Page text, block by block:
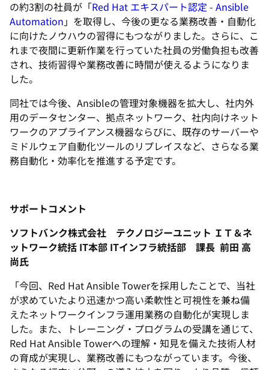
の約3割の社員が「Red Hat エキスパート認定 - Ansible
Automation 」を取得し、今後の更なる業務改善・自動化
に向けたノウハウの習得にもつながりました。さらに、こ
れまで夜間に更新作業を行っていた社員の労働負担も改善
され、技術習得や業務改善に時間が使えるようになりま
した。
同社では今後、Ansibleの管理対象機器を拡大し、社内外
用のデータセンター、拠点ネットワーク、社内向けネット
ワークのアプライアンス機器ならびに、既存のサーバーや
ミドルウェア自動化ツールのリプレイスなど、さらなる業
務自動化・効率化を推進する予定です。
サポートコメント
ソフトバンク株式会社 テクノロジーユニット ＩＴ＆ネ
ットワーク統括 IT本部 ITインフラ統括部 課長 前田 高
尚氏
「今回、Red Hat Ansible Towerを採用したことで、当社
が求めていたより迅速かつ高い柔軟性と可視性を兼ね備
えたネットワークインフラ運用業務の自動化が実現しま
した。また、トレーニング・プログラムの受講を通じて、
Red Hat Ansible Towerへの理解・知見を備えた技術人材
の育成が実現し、業務改善にもつながっています。今後、